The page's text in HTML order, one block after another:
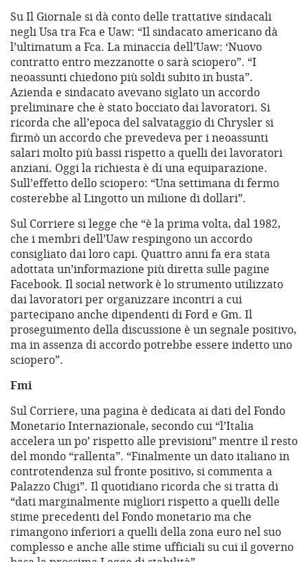
Su Il Giornale si dà conto delle trattative sindacali
negli Usa tra Fca e Uaw: “Il sindacato americano dà
l’ultimatum a Fca. La minaccia dell’Uaw: ‘Nuovo
contratto entro mezzanotte o sarà sciopero”. “I
neoassunti chiedono più soldi subito in busta”.
Azienda e sindacato avevano siglato un accordo
preliminare che è stato bocciato dai lavoratori. Si
ricorda che all’epoca del salvataggio di Chrysler si
firmò un accordo che prevedeva per i neoassunti
salari molto più bassi rispetto a quelli dei lavoratori
anziani. Oggi la richiesta è di una equiparazione.
Sull’effetto dello sciopero: “Una settimana di fermo
costerebbe al Lingotto un milione di dollari”.
Sul Corriere si legge che “è la prima volta, dal 1982,
che i membri dell’Uaw respingono un accordo
consigliato dai loro capi. Quattro anni fa era stata
adottata un’informazione più diretta sulle pagine
Facebook. Il social network è lo strumento utilizzato
dai lavoratori per organizzare incontri a cui
partecipano anche dipendenti di Ford e Gm. Il
proseguimento della discussione è un segnale positivo,
ma in assenza di accordo potrebbe essere indetto uno
sciopero”.
Fmi
Sul Corriere, una pagina è dedicata ai dati del Fondo
Monetario Internazionale, secondo cui “l’Italia
accelera un po’ rispetto alle previsioni” mentre il resto
del mondo “rallenta”. “Finalmente un dato italiano in
controtendenza sul fronte positivo, si commenta a
Palazzo Chigi”. Il quotidiano ricorda che si tratta di
“dati marginalmente migliori rispetto a quelli delle
stime precedenti del Fondo monetario ma che
rimangono inferiori a quelli della zona euro nel suo
complesso e anche alle stime ufficiali su cui il governo